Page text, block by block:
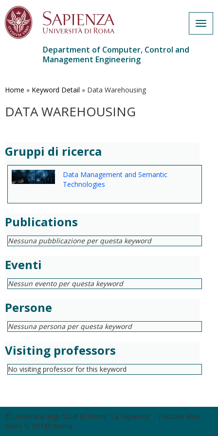
main
Department of Computer, Control and
Management Engineering
Home » Keyword Detail » Data Warehousing
DATA WAREHOUSING
Gruppi di ricerca
Data Management and Semantic
Technologies
Publications
Nessuna pubblicazione per questa keyword
Eventi
Nessun evento per questa keyword
Persone
Nessuna persona per questa keyword
Visiting professors
No visiting professor for this keyword
© Università degli Studi di Roma "La Sapienza" - Piazzale Aldo
Moro 5, 00185 Roma